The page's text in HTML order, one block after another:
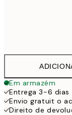
Em armazém
Entrega 3-6 dias
Envio gratuit o
Direito de